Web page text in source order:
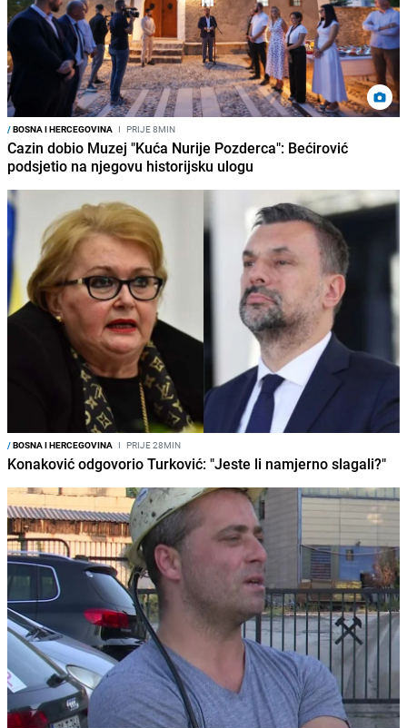
/BOSNA I HERCEGOVINA I PRIJE 8MIN
Cazin dobio Muzej "Kuća Nurije Pozderca": Bećirović
podsjetio na njegovu historijsku ulogu
/BOSNA I HERCEGOVINA I PRIJE 28MIN
Konaković odgovorio Turković: "Jeste li namjerno slagali?"